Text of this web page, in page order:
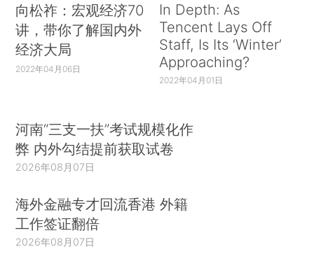
向松祚：宏观经济70
讲，带你了解国内外
经济大局
2022年04月06日
In Depth: As
Tencent Lays Off
Staff, Is Its ‘Winter’
Approaching?
2022年04月01日
河南“三支一扶”考试规模化作
弊 内外勾结提前获取试卷
2026年08月07日
海外金融专才回流香港 外籍
工作签证翻倍
2026年08月07日